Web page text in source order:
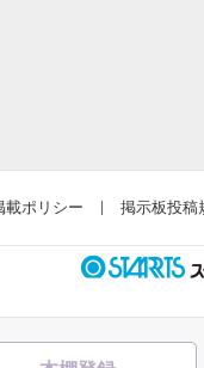
・-・*)
募集中！
も……!?
載ポリシー 掲示板投稿